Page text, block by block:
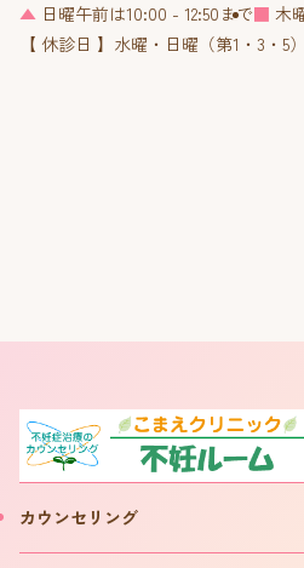
▲ 日曜午前は10:00 - 12:50まで■ 木
【 休診日 】水曜・日曜（第1・3・5
カウンセリング